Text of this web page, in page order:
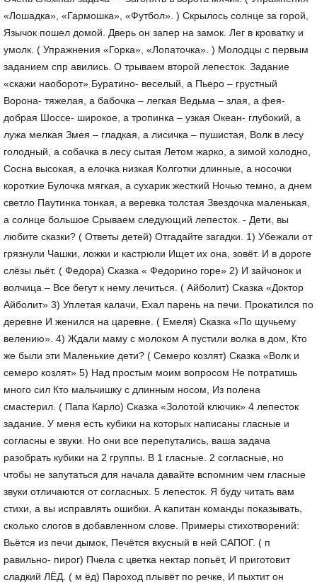
«Лошадка», «Гармошка», «Футбол». ) Скрылось солнце за горой,
Язычок пошел домой. Дверь он запер на замок. Лег в кроватку и
умолк. ( Упражнения «Горка», «Лопаточка». ) Молодцы с первым
заданием спр авились. О трываем второй лепесток. Задание
«скажи наоборот» Буратино- веселый, а Пьеро – грустный
Ворона- тяжелая, а бабочка – легкая Ведьма – злая, а фея-
добрая Шоссе- широкое, а тропинка – узкая Океан- глубокий, а
лужа мелкая Змея – гладкая, а лисичка – пушистая, Волк в лесу
голодный, а собачка в лесу сытая Летом жарко, а зимой холодно,
Сосна высокая, а елочка низкая Колготки длинные, а носочки
короткие Булочка мягкая, а сухарик жесткий Ночью темно, а днем
светло Паутинка тонкая, а веревка толстая Звездочка маленькая,
а солнце большое Срываем следующий лепесток. - Дети, вы
любите сказки? ( Ответы детей) Отгадайте загадки. 1) Убежали от
грязнули Чашки, ложки и кастрюли Ищет их она, зовёт. И в дороге
слёзы льёт. ( Федора) Сказка « Федорино горе» 2) И зайчонок и
волчица – Все бегут к нему лечиться. ( Айболит) Сказка «Доктор
Айболит» 3) Уплетая калачи, Ехал парень на печи. Прокатился по
деревне И женился на царевне. ( Емеля) Сказка «По щучьему
велению». 4) Ждали маму с молоком А пустили волка в дом, Кто
же были эти Маленькие дети? ( Семеро козлят) Сказка «Волк и
семеро козлят» 5) Над простым моим вопросом Не потратишь
много сил Кто мальчишку с длинным носом, Из полена
смастерил. ( Папа Карло) Сказка «Золотой ключик» 4 лепесток
задание. У меня есть кубики на которых написаны гласные и
согласны е звуки. Но они все перепутались, ваша задача
разобрать кубики на 2 группы. В 1 гласные. 2 согласные, но
чтобы не запутаться для начала давайте вспомним чем гласные
звуки отличаются от согласных. 5 лепесток. Я буду читать вам
стихи, а вы исправлять ошибки. А капитан команды показывать,
сколько слогов в добавленном слове. Примеры стихотворений:
Вьётся из печи дымок, Печётся вкусный в ней САПОГ. ( п
равильно- пирог) Пчела с цветка нектар попьёт, И приготовит
сладкий ЛЁД. ( м ёд) Пароход плывёт по речке, И пыхтит он